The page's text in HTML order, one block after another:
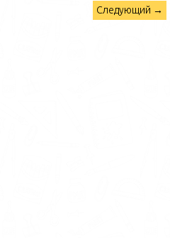
Следующий →